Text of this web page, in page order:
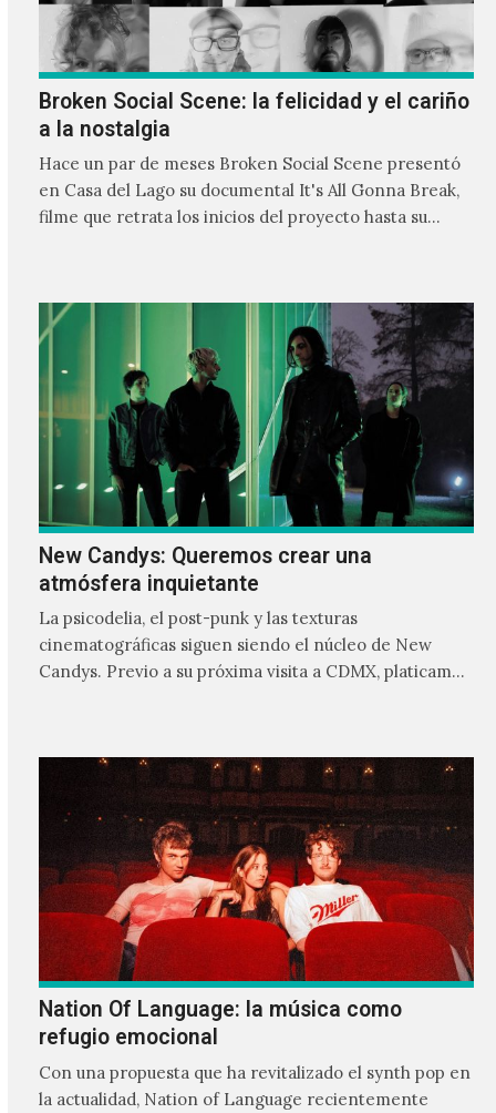
Broken Social Scene: la felicidad y el cariño
a la nostalgia
Hace un par de meses Broken Social Scene presentó
en Casa del Lago su documental It's All Gonna Break,
filme que retrata los inicios del proyecto hasta su
New Candys: Queremos crear una
atmósfera inquietante
La psicodelia, el post-punk y las texturas
cinematográficas siguen siendo el núcleo de New
Candys. Previo a su próxima visita a CDMX, platicamos
Nation Of Language: la música como
refugio emocional
Con una propuesta que ha revitalizado el synth pop en
la actualidad, Nation of Language recientemente